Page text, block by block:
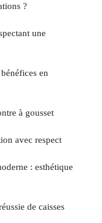
?
une
en
à gousset
avec respect
: esthétique
de caisses